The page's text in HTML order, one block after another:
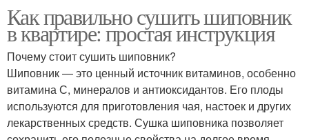
Как правильно сушить шиповник
в квартире: простая инструкция
Почему стоит сушить шиповник?
Шиповник — это ценный источник витаминов, особенно
витамина С, минералов и антиоксидантов. Его плоды
используются для приготовления чая, настоек и других
лекарственных средств. Сушка шиповника позволяет